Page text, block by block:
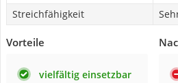
Streichfähigkeit
Vorteile
vielfältig einsetzbar